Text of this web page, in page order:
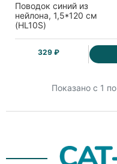
Поводок синий из
нейлона, 1,5*120 см
(HL10S)
329 ₽
Показано с 1 по